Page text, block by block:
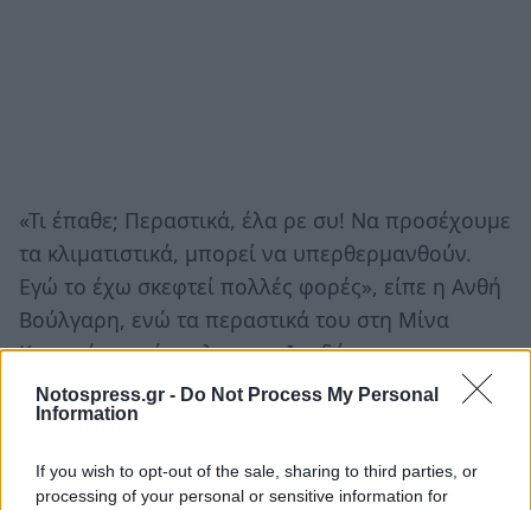
Notospress.gr - Do Not Process My Personal
Information
If you wish to opt-out of the sale, sharing to third parties, or
processing of your personal or sensitive information for
«Τι έπαθε; Περαστικά, έλα ρε συ! Να προσέχουμε
τα κλιματιστικά, μπορεί να υπερθερμανθούν.
Εγώ το έχω σκεφτεί πολλές φορές», είπε η Ανθή
Βούλγαρη, ενώ τα περαστικά του στη Μίνα
Καραμήτρου έστειλε και ο Ιορδάνης
Χασαπόπουλος.
Ακολουθήστε τοnotospress.grστο Google News και